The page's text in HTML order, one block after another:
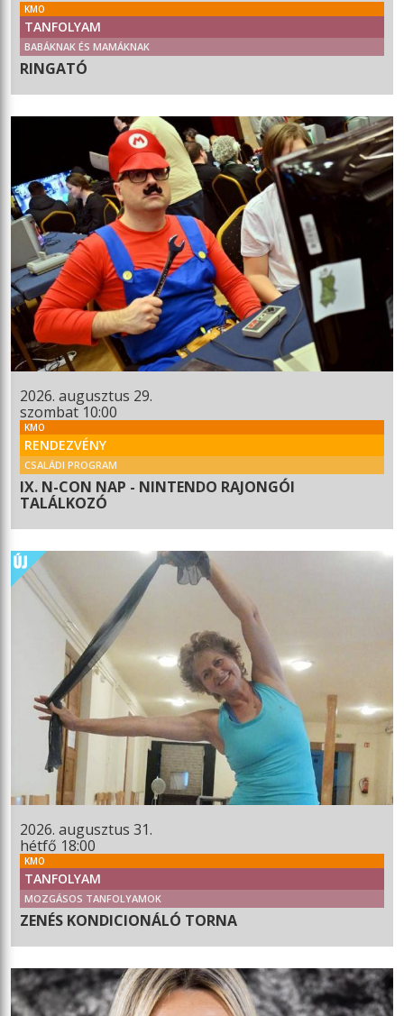
KMO
TANFOLYAM
BABÁKNAK ÉS MAMÁKNAK
RINGATÓ
2026. augusztus 29.
szombat 10:00
KMO
RENDEZVÉNY
CSALÁDI PROGRAM
IX. N-CON NAP - NINTENDO RAJONGÓI
TALÁLKOZÓ
2026. augusztus 31.
hétfő 18:00
KMO
TANFOLYAM
MOZGÁSOS TANFOLYAMOK
ZENÉS KONDICIONÁLÓ TORNA